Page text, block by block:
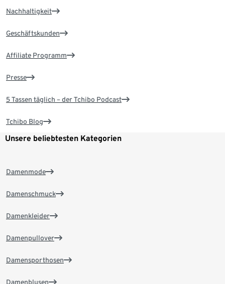
Nachhaltigkeit
Geschäftskunden
Affiliate Programm
Presse
5 Tassen täglich – der Tchibo Podcast
Tchibo Blog
Unsere beliebtesten Kategorien
Damenmode
Damenschmuck
Damenkleider
Damenpullover
Damensporthosen
Damenblusen